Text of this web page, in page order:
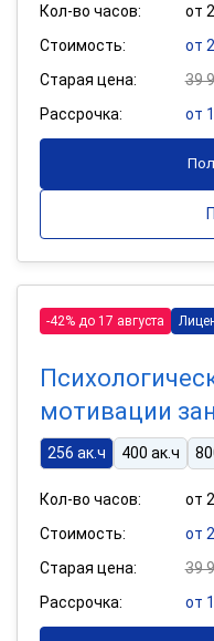
Кол-во часов:
от
Стоимость:
от
Старая цена:
39
Рассрочка:
от
-42% до 17 августа
мотивации
256 ак.ч 400 ак.ч
Кол-во часов:
от
Стоимость:
от
Старая цена:
39
Рассрочка:
от